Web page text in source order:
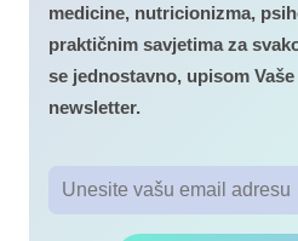
medicine, nutricionizma,
praktičnim savjetima za
se jednostavno, upisom
newsletter.